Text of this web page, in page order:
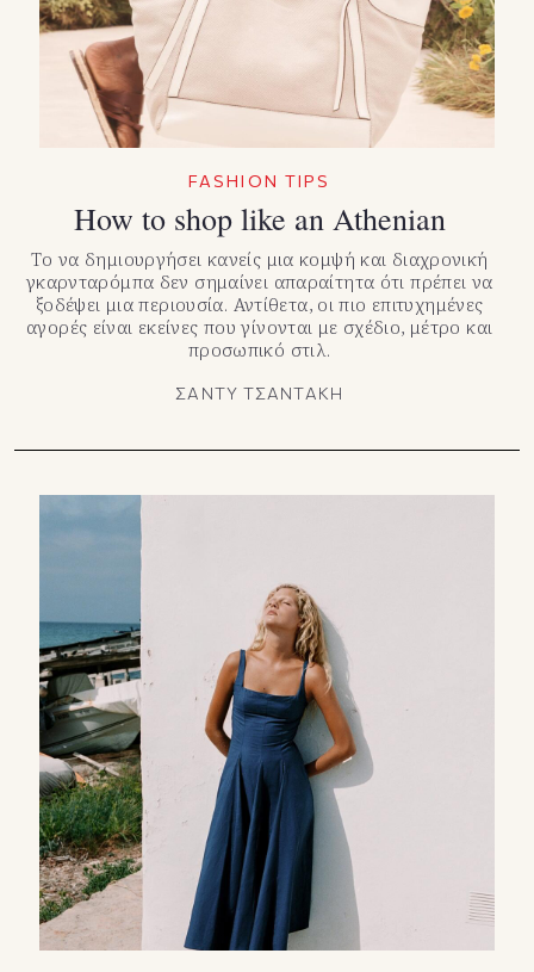
FASHION TIPS
How to shop like an Athenian
Το να δημιουργήσει κανείς μια κομψή και διαχρονική
γκαρνταρόμπα δεν σημαίνει απαραίτητα ότι πρέπει να
ξοδέψει μια περιουσία. Αντίθετα, οι πιο επιτυχημένες
αγορές είναι εκείνες που γίνονται με σχέδιο, μέτρο και
προσωπικό στιλ.
ΣΑΝΤΥ ΤΣΑΝΤΑΚΗ